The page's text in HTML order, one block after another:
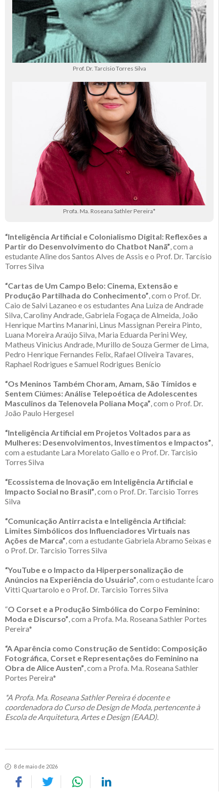
Prof. Dr. Tarcísio Torres Silva
Profa. Ma. Roseana Sathler Pereira*
“Inteligência Artificial e Colonialismo Digital: Reflexões a
Partir do Desenvolvimento do Chatbot Nanã” , com a
estudante Aline dos Santos Alves de Assis e o Prof. Dr. Tarcísio
Torres Silva
“Cartas de Um Campo Belo: Cinema, Extensão e
Produção Partilhada do Conhecimento” , com o Prof. Dr.
Caio de Salvi Lazaneo e os estudantes Ana Luiza de Andrade
Silva, Caroliny Andrade, Gabriela Fogaça de Almeida, João
Henrique Martins Manarini, Linus Massignan Pereira Pinto,
Luana Moreira Araújo Silva, Maria Eduarda Perini Wey,
Matheus Vinicius Andrade, Murillo de Souza Germer de Lima,
Pedro Henrique Fernandes Felix, Rafael Oliveira Tavares,
Raphael Rodrigues e Samuel Rodrigues Benício
“Os Meninos Também Choram, Amam, São Tímidos e
Sentem Ciúmes: Análise Telepoética de Adolescentes
Masculinos da Telenovela Poliana Moça” , com o Prof. Dr.
João Paulo Hergesel
“Inteligência Artificial em Projetos Voltados para as
Mulheres: Desenvolvimentos, Investimentos e Impactos”
com a estudante Lara Morelato Gallo e o Prof. Dr. Tarcisio
Torres Silva
“Ecossistema de Inovação em Inteligência Artificial e
Impacto Social no Brasil” , com o Prof. Dr. Tarcisio Torres
Silva
“Comunicação Antirracista e Inteligência Artificial:
Limites Simbólicos dos Influenciadores Virtuais nas
Ações de Marca” , com a estudante Gabriela Abramo Seixas e
o Prof. Dr. Tarcisio Torres Silva
“YouTube e o Impacto da Hiperpersonalização de
Anúncios na Experiência do Usuário” , com o estudante Ícaro
Vitti Quartarolo e o Prof. Dr. Tarcisio Torres Silva
“O Corset e a Produção Simbólica do Corpo Feminino:
Moda e Discurso” , com a Profa. Ma. Roseana Sathler Portes
Pereira*
“A Aparência como Construção de Sentido: Composição
Fotográfica, Corset e Representações do Feminino na
Obra de Alice Austen” , com a Profa. Ma. Roseana Sathler
Portes Pereira*
*A Profa. Ma. Roseana Sathler Pereira é docente e
coordenadora do Curso de Design de Moda, pertencente à
Escola de Arquitetura, Artes e Design (EAAD).
8 de maio de 2026